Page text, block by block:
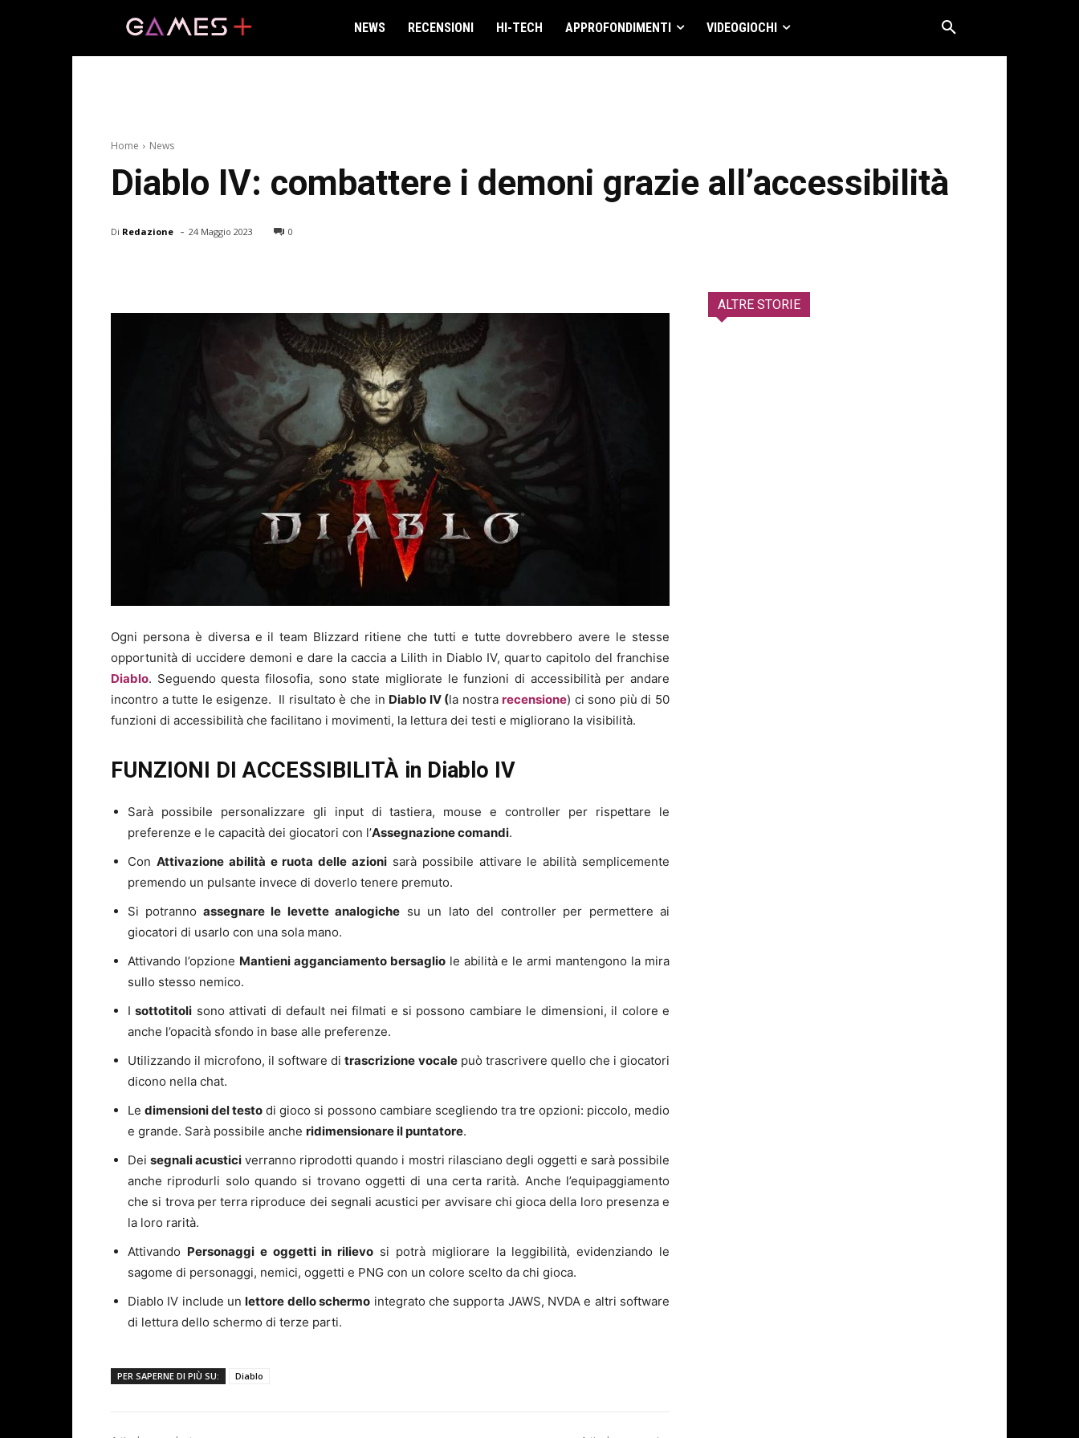
NEWS RECENSIONI HI-TECH APPROFONDIMENTI VIDEOGIOCHI
Home News
Diablo IV: combattere i demoni grazie all’accessibilità
Di Redazione - 24 Maggio 2023 0
Ogni persona è diversa e il team Blizzard ritiene che tutti e tutte dovrebbero avere le stesse
opportunità di uccidere demoni e dare la caccia a Lilith in Diablo IV, quarto capitolo del franchise
Diablo. Seguendo questa filosofia, sono state migliorate le funzioni di accessibilità per andare
incontro a tutte le esigenze. Il risultato è che in Diablo IV (la nostra recensione) ci sono più di 50
funzioni di accessibilità che facilitano i movimenti, la lettura dei testi e migliorano la visibilità.
FUNZIONI DI ACCESSIBILITÀ in Diablo IV
Sarà possibile personalizzare gli input di tastiera, mouse e controller per rispettare le
preferenze e le capacità dei giocatori con l’Assegnazione comandi.
Con Attivazione abilità e ruota delle azioni sarà possibile attivare le abilità semplicemente
premendo un pulsante invece di doverlo tenere premuto.
Si potranno assegnare le levette analogiche su un lato del controller per permettere ai
giocatori di usarlo con una sola mano.
Attivando l’opzione Mantieni agganciamento bersagliole abilità e le armi mantengono la mira
sullo stesso nemico.
Isottotitoli sono attivati di default nei filmati e si possono cambiare le dimensioni, il colore e
anche l’opacità sfondo in base alle preferenze.
Utilizzando il microfono, il software ditrascrizione vocalepuò trascrivere quello che i giocatori
dicono nella chat.
Ledimensioni del testo di gioco si possono cambiare scegliendo tra tre opzioni: piccolo, medio
e grande. Sarà possibile anche ridimensionare il puntatore.
Deisegnali acustici verranno riprodotti quando i mostri rilasciano degli oggetti e sarà possibile
anche riprodurli solo quando si trovano oggetti di una certa rarità. Anche l’equipaggiamento
che si trova per terra riproduce dei segnali acustici per avvisare chi gioca della loro presenza e
la loro rarità.
Attivando Personaggi e oggetti in rilievo si potrà migliorare la leggibilità, evidenziando le
sagome di personaggi, nemici, oggetti e PNG con un colore scelto da chi gioca.
Diablo IV include unlettore dello schermo integrato che supporta JAWS, NVDA e altri software
di lettura dello schermo di terze parti.
PER SAPERNE DI PIÙ SU: Diablo
ALTRE STORIE